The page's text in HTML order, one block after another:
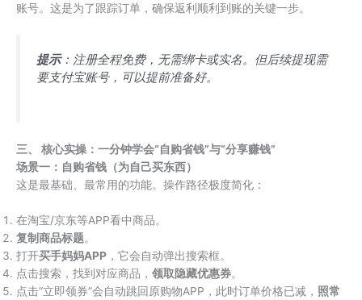
账号。这是为了跟踪订单，确保返利顺利到账的关键一步。
提示：注册全程免费，无需绑卡或实名。但后续提现需
要支付宝账号，可以提前准备好。
三、 核心实操：一分钟学会“自购省钱”与“分享赚钱”
场景一：自购省钱（为自己买东西）
这是最基础、最常用的功能。操作路径极度简化：
在淘宝/京东等APP看中商品。
复制商品标题。
打开买手妈妈APP ，它会自动弹出搜索框。
点击搜索，找到对应商品， 领取隐藏优惠券。
点击“立即领券”会自动跳回原购物APP，此时订单价格已减， 照常